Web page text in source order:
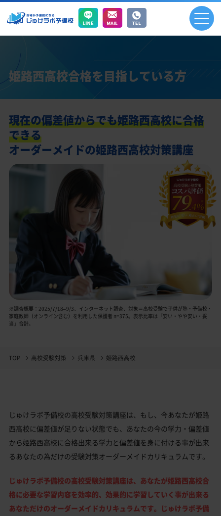
姫路西高校合格を目指している方
現在の偏差値からでも姫路西高校に合格
できる
オーダーメイドの姫路西高校対策講座
※調査概要：2025/7/18–9/3、インターネット調査、対象＝高校受験で子供が塾・予備校・
家庭教師（オンライン含む）を利用した保護者 n=375。表示比率は「安い・やや安い・妥
当」合計。
TOP 高校受験対策 兵庫県 姫路西高校
じゅけラボ予備校の高校受験対策講座は、もし、今あなたが姫路
西高校に偏差値が足りない状態でも、あなたの今の学力・偏差値
から姫路西高校に合格出来る学力と偏差値を身に付ける事が出来
るあなたの為だけの受験対策オーダーメイドカリキュラムです。
じゅけラボ予備校の高校受験対策講座は、あなたが姫路西高校合
格に必要な学習内容を効率的、効果的に学習していく事が出来る
あなただけのオーダーメイドカリキュラムです。じゅけラボ予備